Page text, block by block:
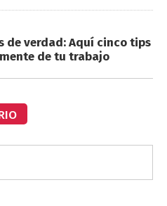
de verdad: Aquí cinco tips
de tu trabajo